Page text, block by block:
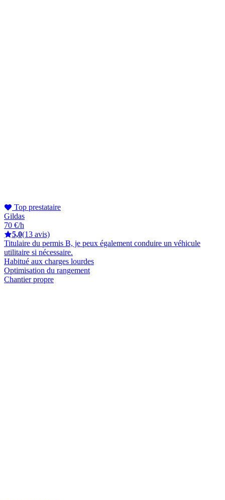
Top prestataire
Gildas
70 €/h
5,0(13 avis)
Titulaire du permis B, je peux également conduire un véhicule
utilitaire si nécessaire.
Habitué aux charges lourdes
Optimisation du rangement
Chantier propre